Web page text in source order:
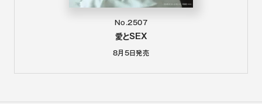
No.2507
愛とSEX
8月5日発売